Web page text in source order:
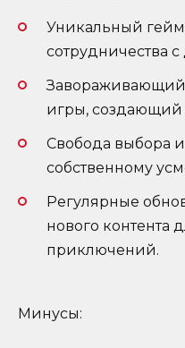
Уникальный
сотрудничества
игры, создающий
Свобода выбора
собственному
Регулярные
нового контента
приключений.
Минусы: